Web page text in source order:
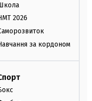
2026
за кордоном